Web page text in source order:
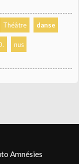
Théâtre danse
nus
Amnésies